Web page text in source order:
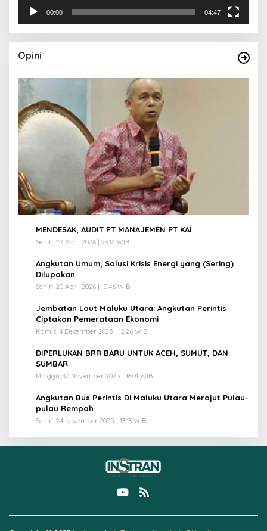
00:00 04:47
Opini
MENDESAK, AUDIT PT MANAJEMEN PT KAI
Senin, 27 April 2026 | 23:14 WIB
Angkutan Umum, Solusi Krisis Energi yang (Sering)
Dilupakan
Senin, 20 April 2026 | 10:46 WIB
Jembatan Laut Maluku Utara: Angkutan Perintis
Ciptakan Pemerataan Ekonomi
Kamis, 4 Desember 2025 | 12:26 WIB
DIPERLUKAN BRR BARU UNTUK ACEH, SUMUT, DAN
SUMBAR
Minggu, 30 November 2025 | 18:01 WIB
Angkutan Bus Perintis Di Maluku Utara Merajut Pulau-
pulau Rempah
Senin, 24 November 2025 | 13:13 WIB